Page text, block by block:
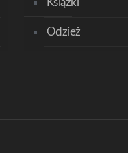
Książki
Odzież